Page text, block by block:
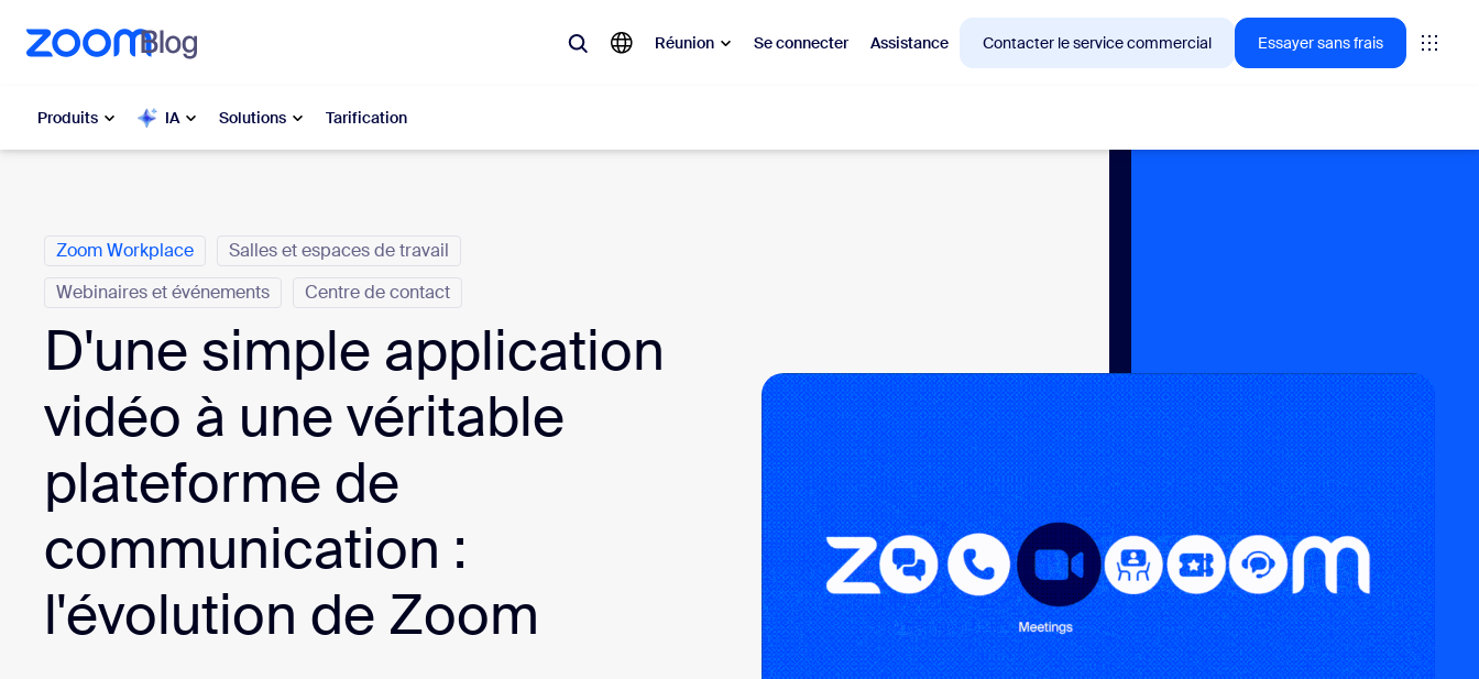
contenu principal
au chat d’aide
Produits IA Solutions Tarification
Réunion Se connecter Assistance Contacter le service commercial Essayer sans frais
Zoom Workplace
entreprises
Zoom CX
Zoom AI
Les solutions en vogue, tendance, qui font le buzz : celles qui intéressent la clientèle de Zoom en ce moment.
ZoomMate
Phone Canvas
Performance CX
Catégories
Zoom Workplace
Salles et espaces de travail
Webinaires et événements
Centre de contact
D'une simple application
vidéo à une véritable
plateforme de
communication :
l'évolution de Zoom